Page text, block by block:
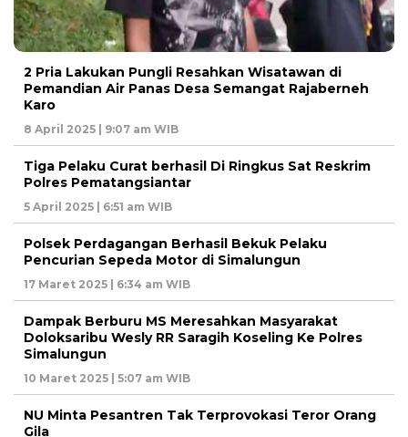
2 Pria Lakukan Pungli Resahkan Wisatawan di
Pemandian Air Panas Desa Semangat Rajaberneh
Karo
8 April 2025 | 9:07 am WIB
Tiga Pelaku Curat berhasil Di Ringkus Sat Reskrim
Polres Pematangsiantar
5 April 2025 | 6:51 am WIB
Polsek Perdagangan Berhasil Bekuk Pelaku
Pencurian Sepeda Motor di Simalungun
17 Maret 2025 | 6:34 am WIB
Dampak Berburu MS Meresahkan Masyarakat
Doloksaribu Wesly RR Saragih Koseling Ke Polres
Simalungun
10 Maret 2025 | 5:07 am WIB
NU Minta Pesantren Tak Terprovokasi Teror Orang
Gila